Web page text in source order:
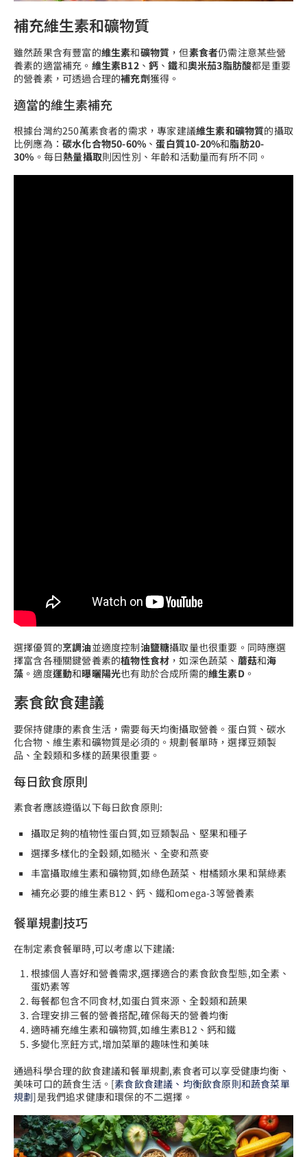
補充維生素和礦物質
雖然蔬果含有豐富的維生素和礦物質 ，但素食者仍需注意某些營
養素的適當補充。 維生素B12、鈣 、鐵和奧米茄3脂肪酸都是重要
的營養素，可透過合理的補充劑獲得。
適當的維生素補充
根據台灣約250萬素食者的需求，專家建議維生素和礦物質的攝取
比例應為： 碳水化合物50-60% 、蛋白質10-20%和脂肪20-
30% 。每日熱量攝取則因性別、年齡和活動量而有所不同。
選擇優質的烹調油並適度控制油鹽糖攝取量也很重要。同時應選
擇富含各種關鍵營養素的植物性食材 ，如深色蔬菜、 蘑菇和海
藻 。適度運動和曝曬陽光也有助於合成所需的維生素D。
素食飲食建議
要保持健康的素食生活，需要每天均衡攝取營養。蛋白質、碳水
化合物、維生素和礦物質是必須的。規劃餐單時，選擇豆類製
品、全穀類和多樣的蔬果很重要。
每日飲食原則
素食者應該遵循以下每日飲食原則:
攝取足夠的植物性蛋白質,如豆類製品、堅果和種子
選擇多樣化的全穀類,如糙米、全麥和燕麥
丰富攝取維生素和礦物質,如綠色蔬菜、柑橘類水果和葉綠素
補充必要的維生素B12、鈣、鐵和omega-3等營養素
餐單規劃技巧
在制定素食餐單時,可以考慮以下建議:
根據個人喜好和營養需求,選擇適合的素食飲食型態,如全素、
蛋奶素等
每餐都包含不同食材,如蛋白質來源、全穀類和蔬果
合理安排三餐的營養搭配,確保每天的營養均衡
適時補充維生素和礦物質,如維生素B12、鈣和鐵
多變化烹飪方式,增加菜單的趣味性和美味
通過科學合理的飲食建議和餐單規劃,素食者可以享受健康均衡、
美味可口的蔬食生活。[素食飲食建議、均衡飲食原則和蔬食菜單
規劃]是我們追求健康和環保的不二選擇。